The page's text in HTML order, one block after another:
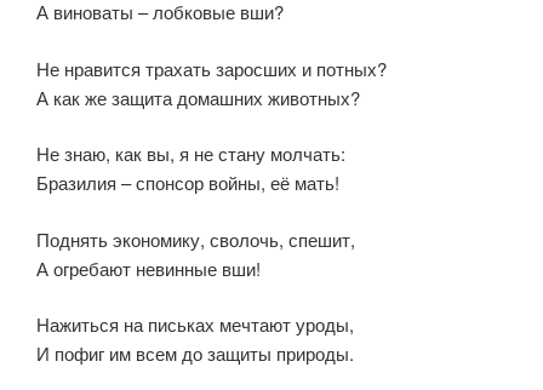
А виноваты – лобковые вши?
Не нравится трахать заросших и потных?
А как же защита домашних животных?
Не знаю, как вы, я не стану молчать:
Бразилия – спонсор войны, её мать!
Поднять экономику, сволочь, спешит,
А огребают невинные вши!
Нажиться на письках мечтают уроды,
И пофиг им всем до защиты природы.